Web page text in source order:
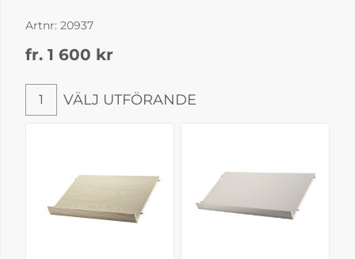
Artnr: 20937
fr. 1 600 kr
Välj utförande
1 VÄLJ UTFÖRANDE